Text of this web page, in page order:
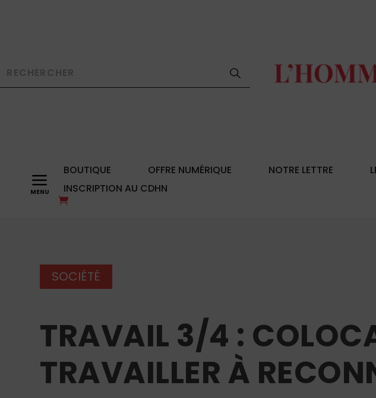
a BOUTIQUE OFFRE NUMÉRIQUE NOTRE LETTRE
INSCRIPTION AU CDHN
SOCIÉTÉ
TRAVAIL 3/4 :
TRAVAILLER À